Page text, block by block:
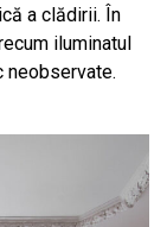
a clădirii. În
iluminatul
neobservate.